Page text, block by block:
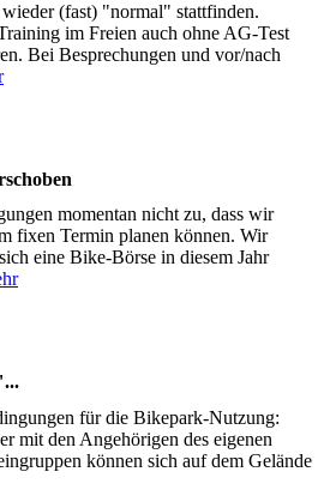
(fast) "normal" stattfinden.
im Freien auch ohne AG-Test
Bei Besprechungen und vor/nach
momentan nicht zu, dass wir
fixen Termin planen können. Wir
eine Bike-Börse in diesem Jahr
für die Bikepark-Nutzung:
mit den Angehörigen des eigenen
können sich auf dem Gelände